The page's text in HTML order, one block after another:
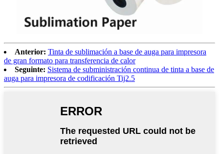
Anterior: Tinta de sublimación a base de auga para impresora
de gran formato para transferencia de calor
Seguinte: Sistema de subministración continua de tinta a base de
auga para impresora de codificación Tij2.5